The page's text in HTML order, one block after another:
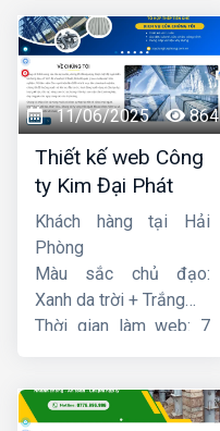
11/06/2025 864
Thiết kế web Công
ty Kim Đại Phát
Khách hàng tại Hải
Phòng
Màu sắc chủ đạo:
Xanh da trời + Trắng
Thời gian làm web: 7